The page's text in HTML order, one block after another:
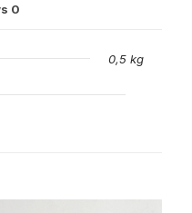
0
0,5 kg